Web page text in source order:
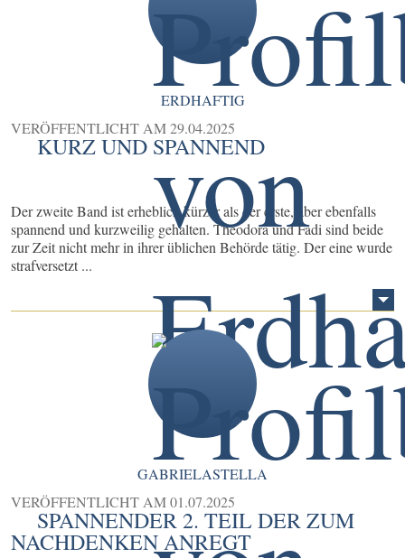
ERDHAFTIG
VERÖFFENTLICHT AM29.04.2025
KURZ UND SPANNEND
Der zweite Band ist erheblich kürzer als der erste, aber ebenfalls
spannend und kurzweilig gehalten. Theodora und Fadi sind beide
zur Zeit nicht mehr in ihrer üblichen Behörde tätig. Der eine wurde
strafversetzt ...
GABRIELASTELLA
VERÖFFENTLICHT AM01.07.2025
SPANNENDER 2. TEIL DER ZUM
NACHDENKEN ANREGT